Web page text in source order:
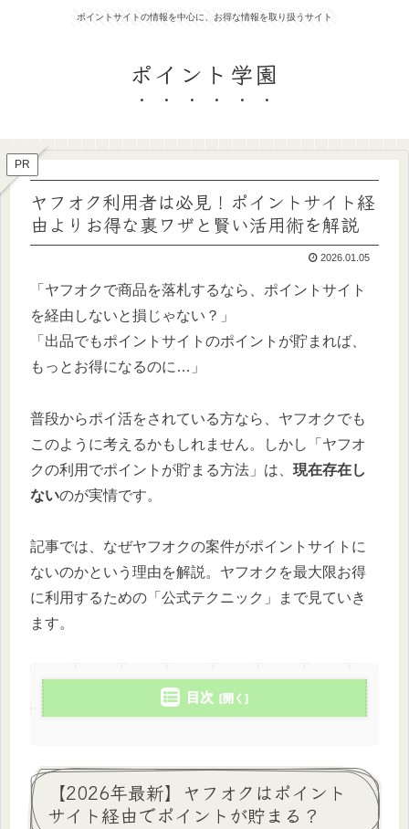
ポイントサイトの情報を中心に、お得な情報を取り扱うサイト
ポイント学園
PR
ヤフオク利用者は必見！ポイントサイト経
由よりお得な裏ワザと賢い活用術を解説
2026.01.05
「ヤフオクで商品を落札するなら、ポイントサイト
を経由しないと損じゃない？」
「出品でもポイントサイトのポイントが貯まれば、
もっとお得になるのに…」
普段からポイ活をされている方なら、ヤフオクでも
このように考えるかもしれません。しかし「ヤフオ
クの利用でポイントが貯まる方法」は、 現在存在し
ないのが実情です。
記事では、なぜヤフオクの案件がポイントサイトに
ないのかという理由を解説。ヤフオクを最大限お得
に利用するための「公式テクニック」まで見ていき
ます。
目次
【2026年最新】ヤフオクはポイント
サイト経由でポイントが貯まる？